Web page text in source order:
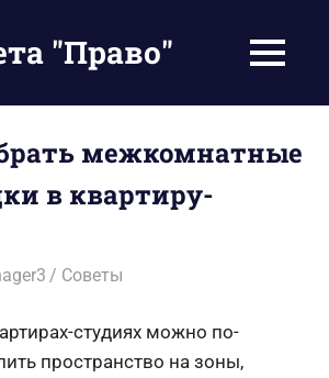
"Право" МЕНЮ
межкомнатные
в квартиру-
Советы
студиях можно по-
пространство на зоны,